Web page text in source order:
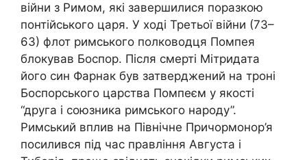
війни з Римом, які завершилися поразкою
понтійського царя. У ході Третьої війни (73–
63) флот римського полководця Помпея
блокував Боспор. Після смерті Мітридата
його син Фарнак був затверджений на троні
Боспорського царства Помпеєм у якості
“друга і союзника римського народу”.
Римський вплив на Північне Причормонор’я
посилився під час правління Августа і